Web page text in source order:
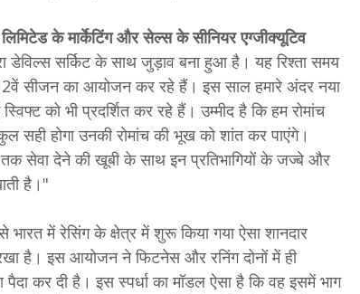
के मार्केटिंग और सेल्स के सीनियर एग्जीक्यूटिव
डेविल्स सर्किट के साथ जुड़ाव बना हुआ है। यह रिश्ता समय
का आयोजन कर रहे हैं। इस साल हमारे अंदर नया
को भी प्रदर्शित कर रहे हैं। उम्मीद है कि हम रोमांच
सही होगा उनकी रोमांच की भूख को शांत कर पाएंगे।
सेवा देने की खूबी के साथ इन प्रतिभागियों के जज्बे और
है।"
में रेसिंग के क्षेत्र में शुरू किया गया ऐसा शानदार
है। इस आयोजन ने फिटनेस और रनिंग दोनों में ही
कर दी है। इस स्पर्धा का मॉडल ऐसा है कि वह इसमें भाग